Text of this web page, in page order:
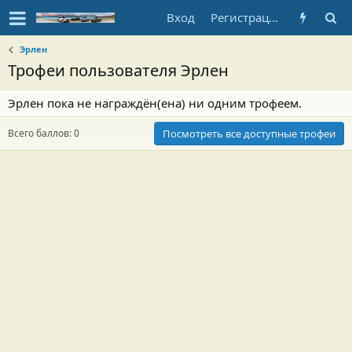
Вход Регистрация
Эрлен
Трофеи пользователя Эрлен
Эрлен пока не награждён(ена) ни одним трофеем.
Всего баллов: 0 Посмотреть все доступные трофеи